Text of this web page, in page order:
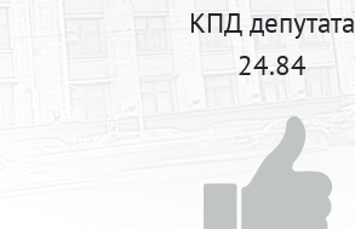
КПД депутата
24.84